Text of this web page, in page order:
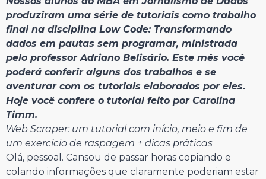
produziram uma série de tutoriais como trabalho
final na disciplina Low Code: Transformando
dados em pautas sem programar, ministrada
pelo professor Adriano Belisário. Este mês você
poderá conferir alguns dos trabalhos e se
aventurar com os tutoriais elaborados por eles.
Hoje você confere o tutorial feito por Carolina
Timm.
Web Scraper: um tutorial com início, meio e fim de
um exercício de raspagem + dicas práticas
Olá, pessoal. Cansou de passar horas copiando e
colando informações que claramente poderiam estar